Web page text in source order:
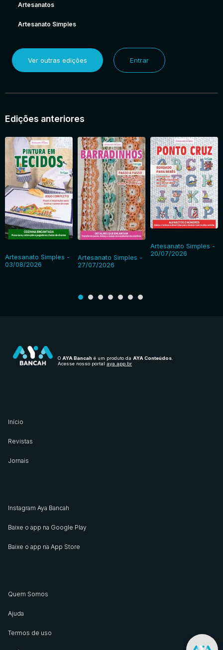
Artesanatos
Artesanato Simples
Ver outras edições Entrar
Edições anteriores
Artesanato Simples -
03/08/2026
Artesanato Simples -
27/07/2026
Artesanato Simples -
20/07/2026
O AYA Bancah é um produto da AYA Conteúdos.
Acesse nosso portal aya.app.br
Início
Revistas
Jornais
Instagram Aya Bancah
Baixe o app na Google Play
Baixe o app na App Store
Quem Somos
Ajuda
Termos de uso